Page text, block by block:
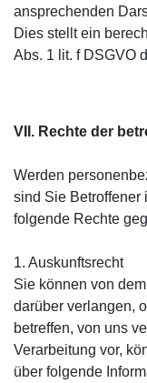
ansprechenden
Dies stellt ein
Abs. 1 lit. f DSGVO
VII. Rechte der
Werden
sind Sie Betroffener
folgende Rechte
1. Auskunftsrecht
Sie können von
darüber verlangen,
betreffen, von uns
Verarbeitung vor,
über folgende